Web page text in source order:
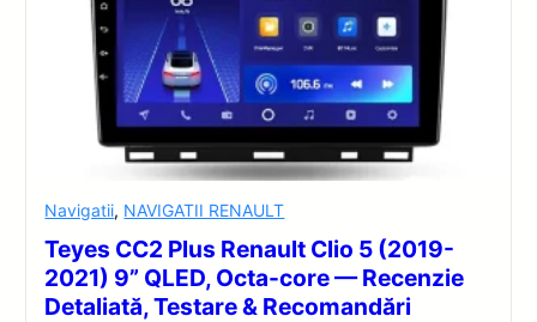
Navigatii, NAVIGATII RENAULT
Teyes CC2 Plus Renault Clio 5 (2019-
2021) 9” QLED, Octa-core — Recenzie
Detaliată, Testare & Recomandări